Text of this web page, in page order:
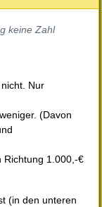
keine Zahl
Nur
(Davon
Richtung 1.000,-€
(in den unteren